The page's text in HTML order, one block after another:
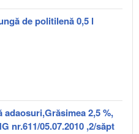
de politilenă 0,5 l
2,5 %,
nr.611/05.07.2010 ,2/săpt